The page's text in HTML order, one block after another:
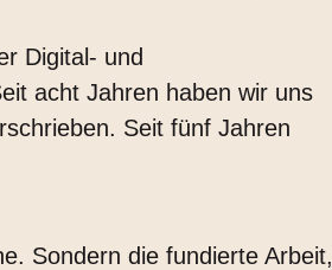
Digital- und
acht Jahren haben wir uns
Seit fünf Jahren
Sondern die fundierte Arbeit,